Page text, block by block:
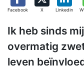
Facebook X Linkedin
Ik heb sinds
overmatig
leven